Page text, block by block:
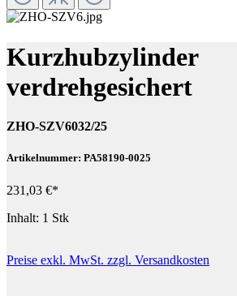
Kurzhubzylinder
verdrehgesichert
ZHO-SZV6032/25
Artikelnummer: PA58190-0025
231,03 €*
Inhalt: 1 Stk
Preise exkl. MwSt. zzgl. Versandkosten